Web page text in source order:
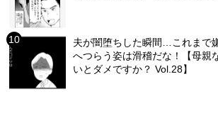
夫が闇堕ちした瞬間…これまで
へつらう姿は滑稽だな！【母親
いとダメですか？ Vol.28】